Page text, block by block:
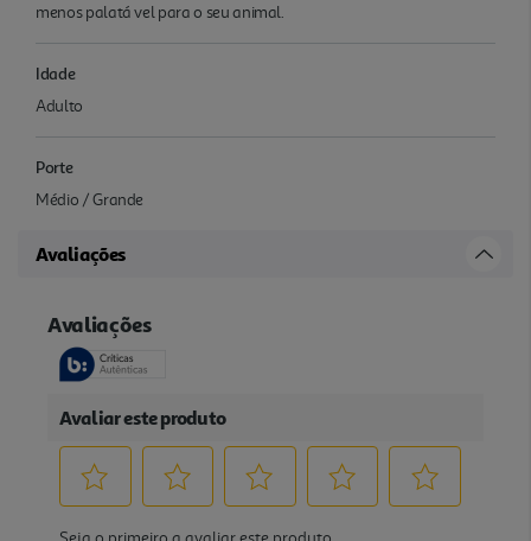
menos palatá vel para o seu animal.
Idade
Adulto
Porte
Médio / Grande
Avaliações